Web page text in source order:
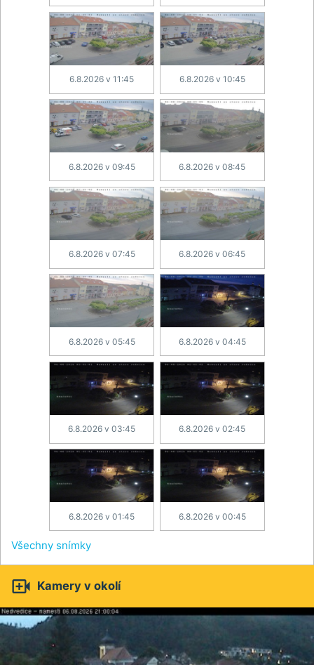
6.8.2026 v 11:45 6.8.2026 v 10:45
6.8.2026 v 09:45 6.8.2026 v 08:45
6.8.2026 v 07:45 6.8.2026 v 06:45
6.8.2026 v 05:45 6.8.2026 v 04:45
6.8.2026 v 03:45 6.8.2026 v 02:45
6.8.2026 v 01:45 6.8.2026 v 00:45
Všechny snímky
 Kamery v okolí